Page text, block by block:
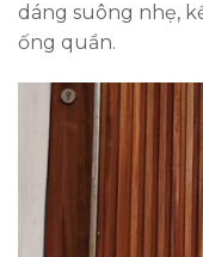
dáng suông nhẹ,
ống quần.